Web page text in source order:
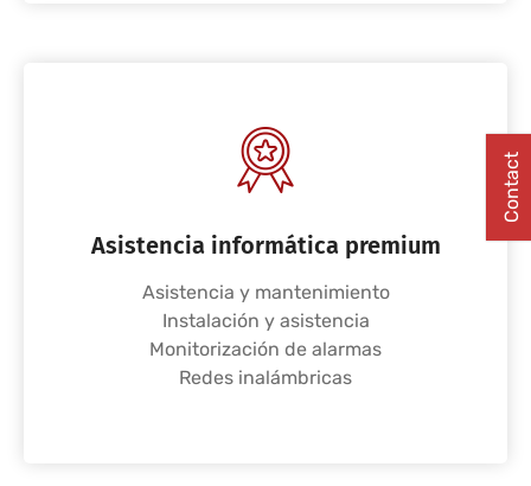
Asistencia informática premium
Asistencia y mantenimiento
Instalación y asistencia
Monitorización de alarmas
Redes inalámbricas
Contact